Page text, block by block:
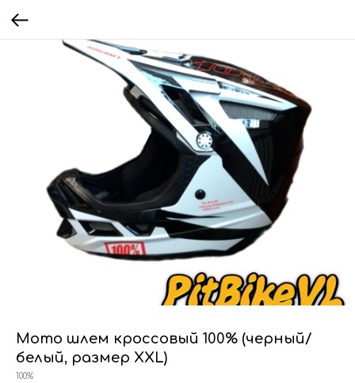
Мото шлем кроссовый 100% (черный/
белый, размер XXL)
100%